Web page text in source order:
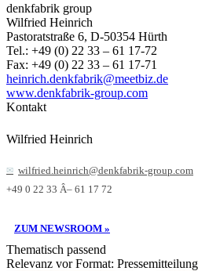
denkfabrik group
Wilfried Heinrich
Pastoratstraße 6, D-50354 Hürth
Tel.: +49 (0) 22 33 – 61 17-72
Fax: +49 (0) 22 33 – 61 17-71
heinrich.denkfabrik@meetbiz.de
www.denkfabrik-group.com
Kontakt
Wilfried Heinrich
wilfried.heinrich@denkfabrik-group.com
+49 0 22 33 Â– 61 17 72
ZUM NEWSROOM »
Thematisch passend
Relevanz vor Format: